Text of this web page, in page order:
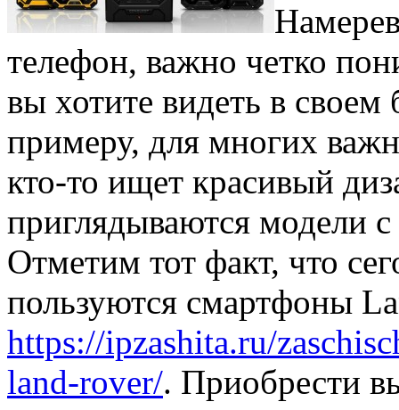
телефон, важно четко
вы хотите видеть в
примеру, для многих
кто-то ищет красивый
приглядываются модели
Отметим тот факт, что
пользуются смартфоны
https://ipzashita.ru/
land-rover/. Приобрести